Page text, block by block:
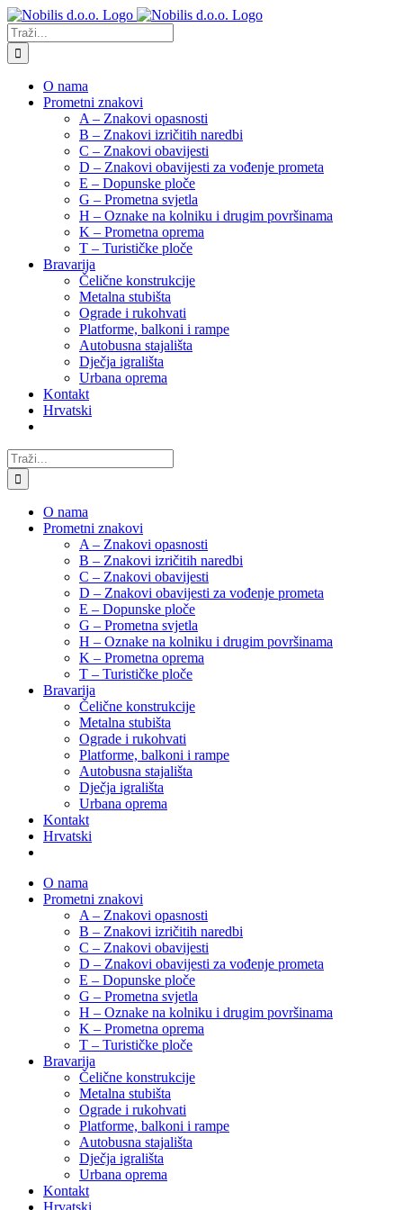
Skip
to
content
Traži...
O nama
Prometni znakovi
A – Znakovi opasnosti
B – Znakovi izričitih naredbi
C – Znakovi obavijesti
D – Znakovi obavijesti za vođenje prometa
E – Dopunske ploče
G – Prometna svjetla
H – Oznake na kolniku i drugim površinama
K – Prometna oprema
T – Turističke ploče
Bravarija
Čelične konstrukcije
Metalna stubišta
Ograde i rukohvati
Platforme, balkoni i rampe
Autobusna stajališta
Dječja igrališta
Urbana oprema
Kontakt
Hrvatski
Traži...
O nama
Prometni znakovi
A – Znakovi opasnosti
B – Znakovi izričitih naredbi
C – Znakovi obavijesti
D – Znakovi obavijesti za vođenje prometa
E – Dopunske ploče
G – Prometna svjetla
H – Oznake na kolniku i drugim površinama
K – Prometna oprema
T – Turističke ploče
Bravarija
Čelične konstrukcije
Metalna stubišta
Ograde i rukohvati
Platforme, balkoni i rampe
Autobusna stajališta
Dječja igrališta
Urbana oprema
Kontakt
Hrvatski
O nama
Prometni znakovi
A – Znakovi opasnosti
B – Znakovi izričitih naredbi
C – Znakovi obavijesti
D – Znakovi obavijesti za vođenje prometa
E – Dopunske ploče
G – Prometna svjetla
H – Oznake na kolniku i drugim površinama
K – Prometna oprema
T – Turističke ploče
Bravarija
Čelične konstrukcije
Metalna stubišta
Ograde i rukohvati
Platforme, balkoni i rampe
Autobusna stajališta
Dječja igrališta
Urbana oprema
Kontakt
Hrvatski